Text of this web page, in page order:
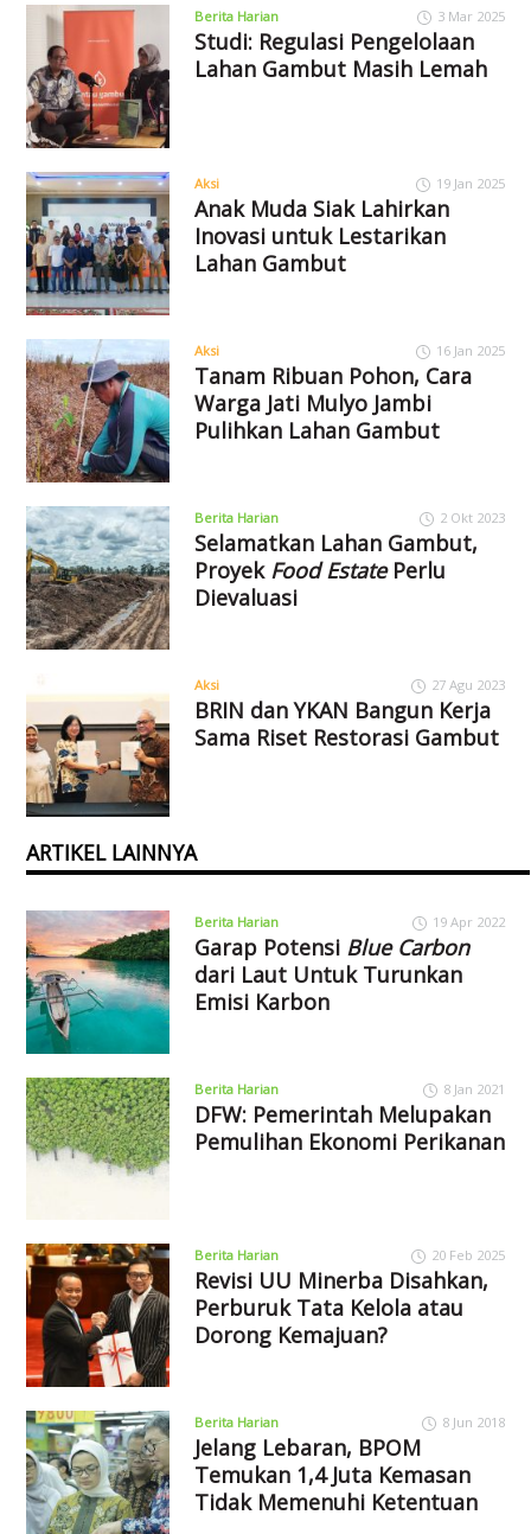
Berita Harian 3 Mar 2025
Studi: Regulasi Pengelolaan
Lahan Gambut Masih Lemah
Aksi 19 Jan 2025
Anak Muda Siak Lahirkan
Inovasi untuk Lestarikan
Lahan Gambut
Aksi 16 Jan 2025
Tanam Ribuan Pohon, Cara
Warga Jati Mulyo Jambi
Pulihkan Lahan Gambut
Berita Harian 2 Okt 2023
Selamatkan Lahan Gambut,
Proyek Food EstatePerlu
Dievaluasi
Aksi 27 Agu 2023
BRIN dan YKAN Bangun Kerja
Sama Riset Restorasi Gambut
ARTIKEL LAINNYA
Berita Harian 19 Apr 2022
Garap Potensi Blue Carbon
dari Laut Untuk Turunkan
Emisi Karbon
Berita Harian 8 Jan 2021
DFW: Pemerintah Melupakan
Pemulihan Ekonomi Perikanan
Berita Harian 20 Feb 2025
Revisi UU Minerba Disahkan,
Perburuk Tata Kelola atau
Dorong Kemajuan?
Berita Harian 8 Jun 2018
Jelang Lebaran, BPOM
Temukan 1,4 Juta Kemasan
Tidak Memenuhi Ketentuan